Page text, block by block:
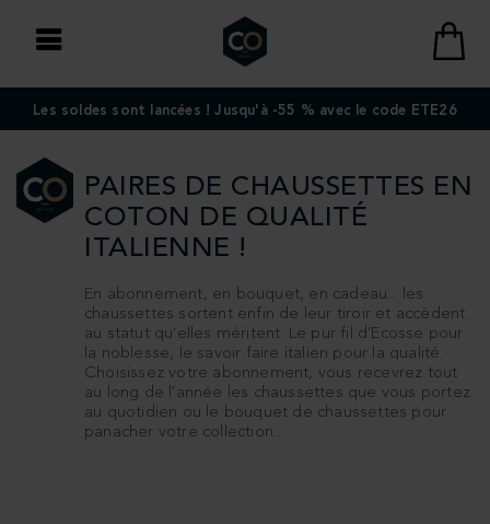
Les soldes sont lancées ! Jusqu'à -55 % avec le code ETE26
PAIRES DE CHAUSSETTES EN
COTON DE QUALITÉ
ITALIENNE !
En abonnement, en bouquet, en cadeau... les
chaussettes sortent enfin de leur tiroir et accèdent
au statut qu'elles méritent. Le pur fil d'Ecosse pour
la noblesse, le savoir faire italien pour la qualité.
Choisissez votre abonnement, vous recevrez tout
au long de l'année les chaussettes que vous portez
au quotidien ou le bouquet de chaussettes pour
panacher votre collection...